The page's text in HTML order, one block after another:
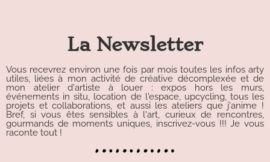
La Newsletter
Vous recevrez environ une fois par mois toutes les infos arty
utiles, liées à mon activité de créative décomplexée et de
mon atelier d'artiste à louer : expos hors les murs,
événements in situ, location de l'espace, upcycling, tous les
projets et collaborations, et aussi les ateliers que j'anime !
Bref, si vous êtes sensibles à l'art, curieux de rencontres,
gourmands de moments uniques, inscrivez-vous !!! Je vous
raconte tout !